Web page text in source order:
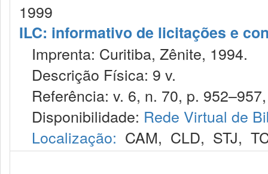
1999
ILC: informativo de licitações e
Imprenta: Curitiba, Zênite, 1994.
Descrição Física: 9 v.
Referência: v. 6, n. 70, p.
Disponibilidade: Rede Virtual de
Localização: CAM, CLD, STJ,